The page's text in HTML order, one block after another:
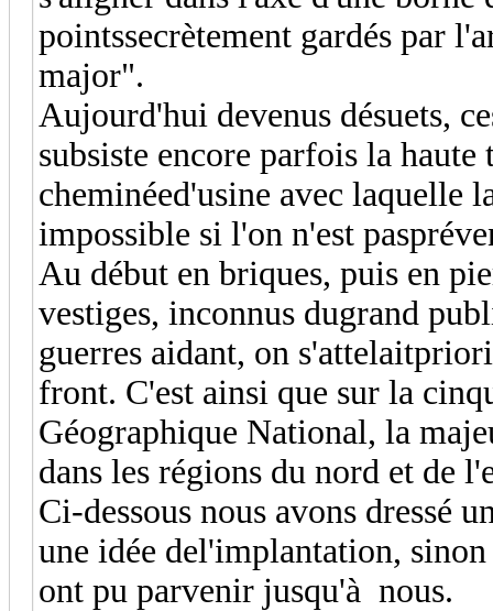
pointssecrètement gardés par
major".
Aujourd'hui devenus désuets,
subsiste encore parfois la
cheminéed'usine avec laquelle
impossible si l'on n'est
Au début en briques, puis en
vestiges, inconnus dugrand
guerres aidant, on
front. C'est ainsi que sur la
Géographique National, la
dans les régions du nord et de
Ci-dessous nous avons dressé
une idée del'implantation,
ont pu parvenir jusqu'à nous.